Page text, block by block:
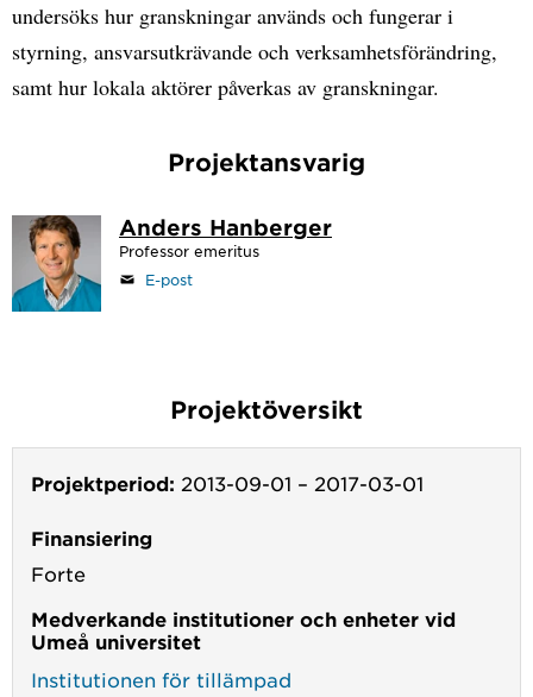
undersöks hur granskningar används och fungerar i
styrning, ansvarsutkrävande och verksamhetsförändring,
samt hur lokala aktörer påverkas av granskningar.
Projektansvarig
Anders Hanberger
Professor emeritus
E-post
Projektöversikt
Projektperiod: 2013-09-01 – 2017-03-01
Finansiering
Forte
Medverkande institutioner och enheter vid
Umeå universitet
Institutionen för tillämpad